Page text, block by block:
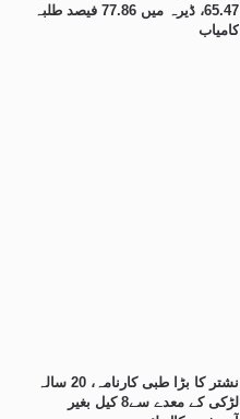
65.47، ڈیرہ میں 77.86 فیصد طلبہ
کامیاب
نشتر کا بڑا طبی کارنامہ، 20 سالہ
لڑکی کے معدے سے8 کیل بغیر